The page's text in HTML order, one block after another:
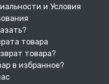
и Условия
товара
товара?
в избранное?